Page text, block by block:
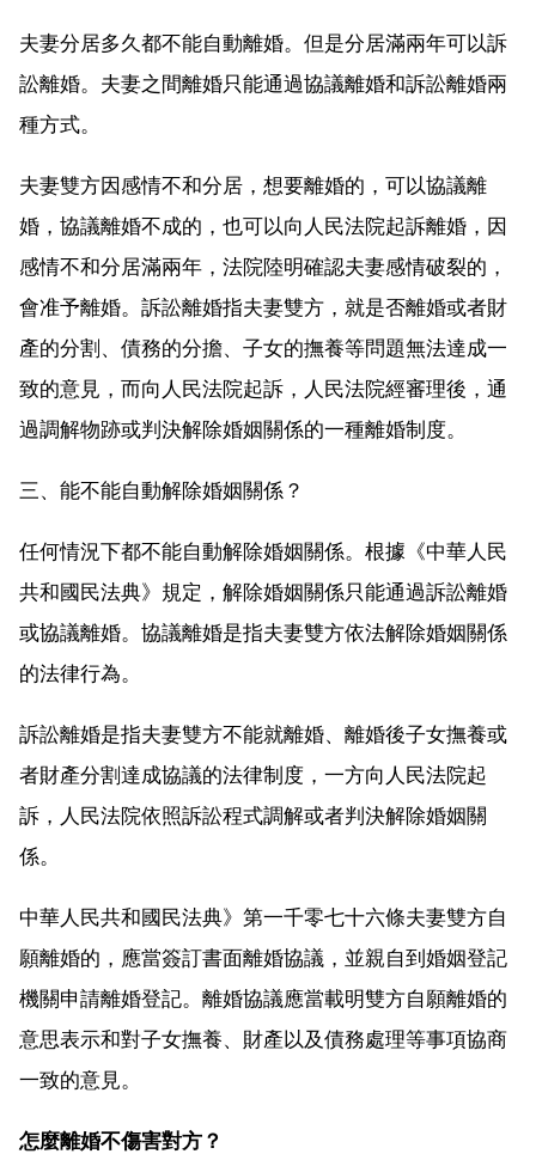
夫妻分居多久都不能自動離婚。但是分居滿兩年可以訴
訟離婚。夫妻之間離婚只能通過協議離婚和訴訟離婚兩
種方式。
夫妻雙方因感情不和分居，想要離婚的，可以協議離
婚，協議離婚不成的，也可以向人民法院起訴離婚，因
感情不和分居滿兩年，法院陸明確認夫妻感情破裂的，
會准予離婚。訴訟離婚指夫妻雙方，就是否離婚或者財
產的分割、債務的分擔、子女的撫養等問題無法達成一
致的意見，而向人民法院起訴，人民法院經審理後，通
過調解物跡或判決解除婚姻關係的一種離婚制度。
三、能不能自動解除婚姻關係？
任何情況下都不能自動解除婚姻關係。根據《中華人民
共和國民法典》規定，解除婚姻關係只能通過訴訟離婚
或協議離婚。協議離婚是指夫妻雙方依法解除婚姻關係
的法律行為。
訴訟離婚是指夫妻雙方不能就離婚、離婚後子女撫養或
者財產分割達成協議的法律制度，一方向人民法院起
訴，人民法院依照訴訟程式調解或者判決解除婚姻關
係。
中華人民共和國民法典》第一千零七十六條夫妻雙方自
願離婚的，應當簽訂書面離婚協議，並親自到婚姻登記
機關申請離婚登記。離婚協議應當載明雙方自願離婚的
意思表示和對子女撫養、財產以及債務處理等事項協商
一致的意見。
怎麼離婚不傷害對方？